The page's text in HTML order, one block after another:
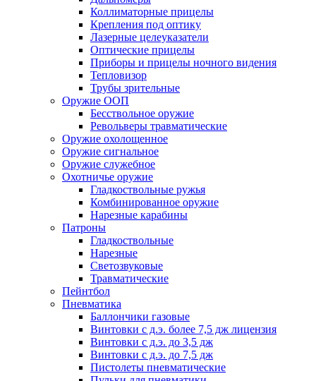
Коллиматорные прицелы
Крепления под оптику
Лазерные целеуказатели
Оптические прицелы
Приборы и прицелы ночного видения
Тепловизор
Трубы зрительные
Оружие ООП
Бесствольное оружие
Револьверы травматические
Оружие охолощенное
Оружие сигнальное
Оружие служебное
Охотничье оружие
Гладкоствольные ружья
Комбинированное оружие
Нарезные карабины
Патроны
Гладкоствольные
Нарезные
Светозвуковые
Травматические
Пейнтбол
Пневматика
Баллончики газовые
Винтовки с д.э. более 7,5 дж лицензия
Винтовки с д.э. до 3,5 дж
Винтовки с д.э. до 7,5 дж
Пистолеты пневматические